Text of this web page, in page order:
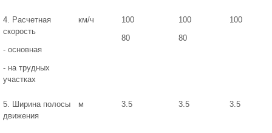
4. Расчетная
скорость
- основная
- на трудных
участках
км/ч
100
80
100
80
100
5. Ширина полосы
движения
м 3.5 3.5 3.5